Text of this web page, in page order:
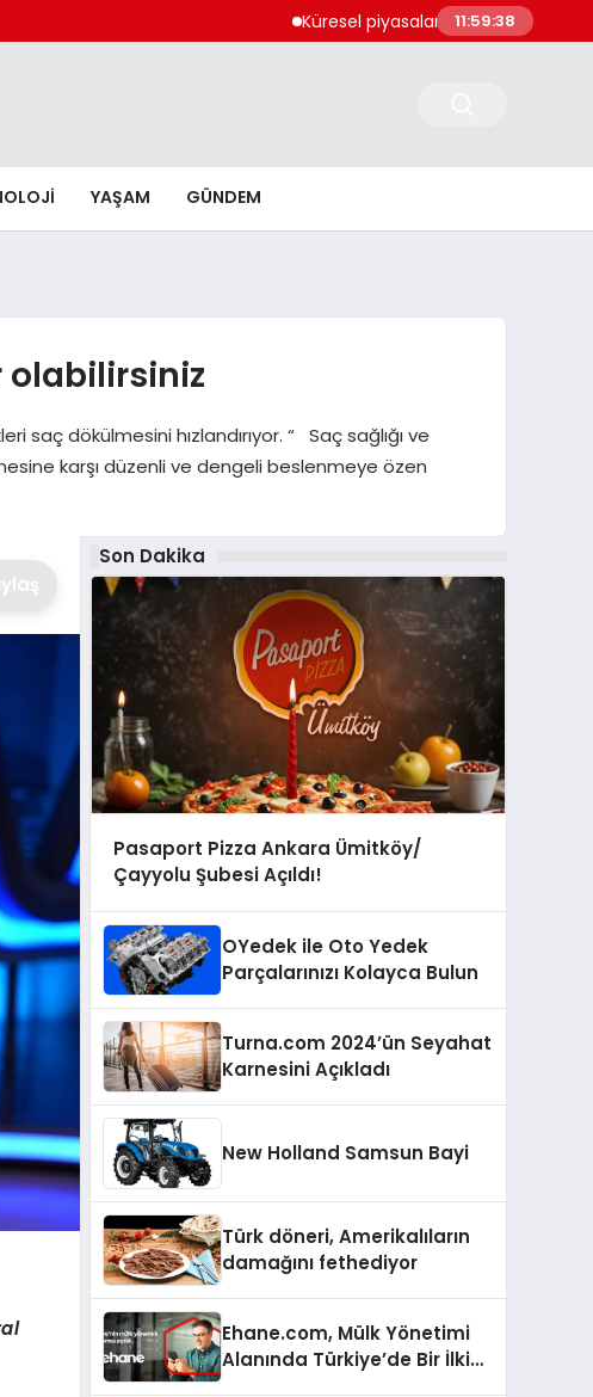
Küresel piyasalarda karışık seyir hakim
11:59:39
YAŞAM GÜNDEM
olabilirsiniz
saç dökülmesini hızlandırıyor. “ Saç sağlığı ve
karşı düzenli ve dengeli beslenmeye özen
Son Dakika
Pasaport Pizza Ankara Ümitköy/
Çayyolu Şubesi Açıldı!
OYedek ile Oto Yedek
Parçalarınızı Kolayca Bulun
Turna.com 2024’ün Seyahat
Karnesini Açıkladı
New Holland Samsun Bayi
Türk döneri, Amerikalıların
damağını fethediyor
Ehane.com, Mülk Yönetimi
Alanında Türkiye’de Bir İlki